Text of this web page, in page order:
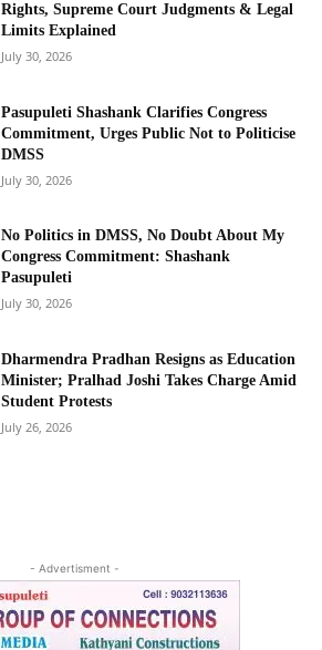
Rights, Supreme Court Judgments & Legal
Limits Explained
July 30, 2026
Pasupuleti Shashank Clarifies Congress
Commitment, Urges Public Not to Politicise
DMSS
July 30, 2026
No Politics in DMSS, No Doubt About My
Congress Commitment: Shashank
Pasupuleti
July 30, 2026
Dharmendra Pradhan Resigns as Education
Minister; Pralhad Joshi Takes Charge Amid
Student Protests
July 26, 2026
- Advertisment -